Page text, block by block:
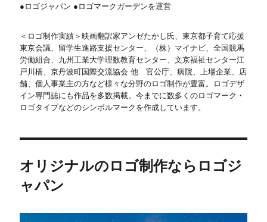
●ロゴジャパン ●ロゴマークガーデンを運営
＜ロゴ制作実績＞映画翻訳家アンゼたかし氏、東京都子育て応援
東京会議、留学生進路支援センター、（株）マイナビ、全国競馬
労働組合、九州工業大学理数教育センター、文京福祉センター江
戸川橋、京丹波町国際交流協会 他 官公庁、病院、上場企業、店
舗、個人事業主の方など様々な分野のロゴ制作が豊富。ロゴデザ
イン専門誌にも作品を多数掲載。今までに数多くのロゴマーク・
ロゴタイプなどのシンボルマークを作成しています。
オリジナルのロゴ制作ならロゴジ
ャパン